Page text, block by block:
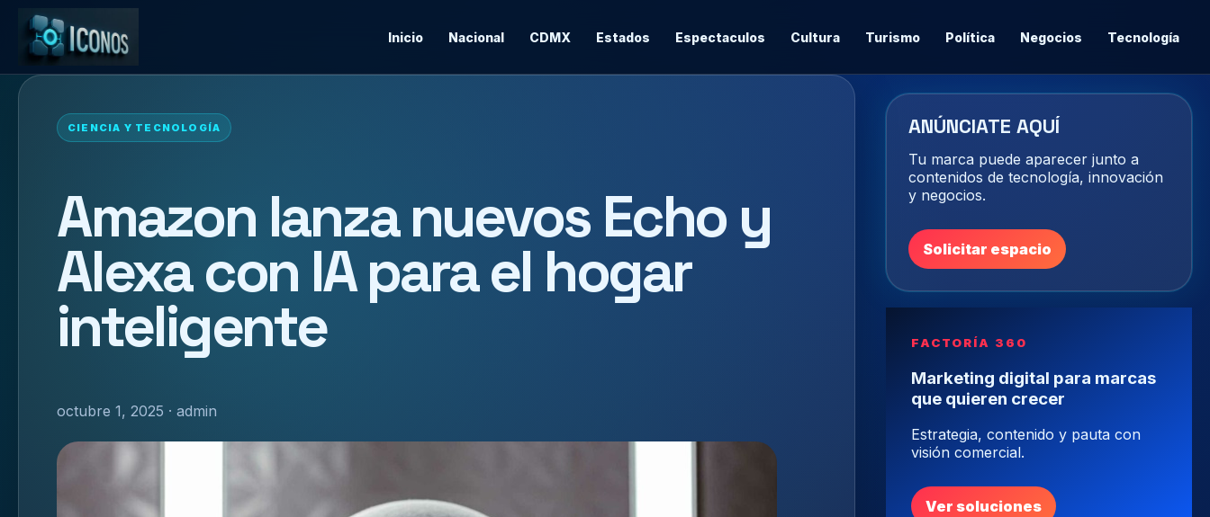
Inicio Nacional CDMX Estados Espectaculos Cultura Turismo Política Negocios Tecnología
CIENCIA Y TECNOLOGÍA
Amazon lanza nuevos Echo y
Alexa con IA para el hogar
inteligente
octubre 1, 2025 · admin
ANÚNCIATE AQUÍ
Tu marca puede aparecer junto a
contenidos de tecnología, innovación
y negocios.
Solicitar espacio
FACTORÍA 360
Marketing digital para marcas
que quieren crecer
Estrategia, contenido y pauta con
visión comercial.
Ver soluciones